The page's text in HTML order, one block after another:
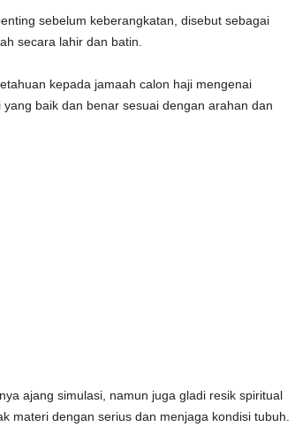
sebelum keberangkatan, disebut sebagai
secara lahir dan batin.
kepada jamaah calon haji mengenai
baik dan benar sesuai dengan arahan dan
ajang simulasi, namun juga gladi resik spiritual
materi dengan serius dan menjaga kondisi tubuh.